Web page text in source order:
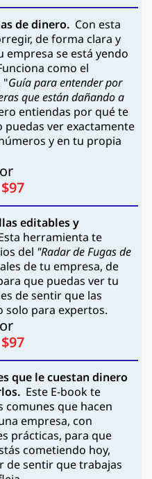
de dinero. Con esta
de forma clara y
empresa se está yendo
como el
"Guía para entender por
que están dañando a
entiendas por qué te
puedas ver exactamente
y en tu propia
editables y
herramienta te
del "Radar de Fugas de
de tu empresa, de
que puedas ver tu
de sentir que las
solo para expertos.
que le cuestan dinero
Este E-book te
comunes que hacen
empresa, con
prácticas, para que
cometiendo hoy,
de sentir que trabajas